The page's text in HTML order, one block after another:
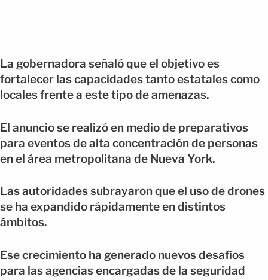
La gobernadora señaló que el objetivo es
fortalecer las capacidades tanto estatales como
locales frente a este tipo de amenazas.
El anuncio se realizó en medio de preparativos
para eventos de alta concentración de personas
en el área metropolitana de Nueva York.
Las autoridades subrayaron que el uso de drones
se ha expandido rápidamente en distintos
ámbitos.
Ese crecimiento ha generado nuevos desafíos
para las agencias encargadas de la seguridad